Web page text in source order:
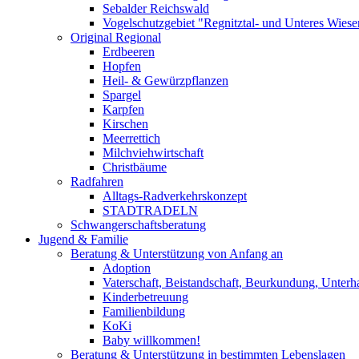
Sebalder Reichswald
Vogelschutzgebiet "Regnitztal- und Unteres
Original Regional
Erdbeeren
Hopfen
Heil- & Gewürzpflanzen
Spargel
Karpfen
Kirschen
Meerrettich
Milchviehwirtschaft
Christbäume
Radfahren
Alltags-Radverkehrskonzept
STADTRADELN
Schwangerschaftsberatung
Jugend & Familie
Beratung & Unterstützung von Anfang an
Adoption
Vaterschaft, Beistandschaft, Beurkundung,
Kinderbetreuung
Familienbildung
KoKi
Baby willkommen!
Beratung & Unterstützung in bestimmten Lebenslagen